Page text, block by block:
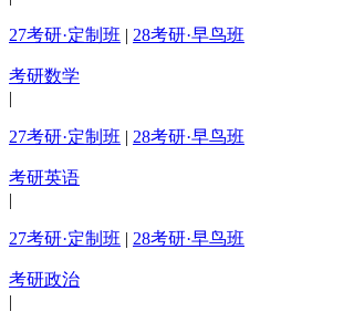
27考研·定制班 | 28考研·早鸟班
考研数学
|
27考研·定制班 | 28考研·早鸟班
考研英语
|
27考研·定制班 | 28考研·早鸟班
考研政治
|